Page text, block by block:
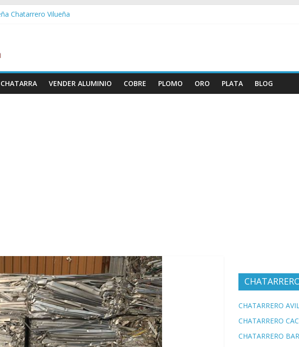
Chatarrero Vilueña
Chatarrero Zaida
Chatarrero Vistabella
VENDER ALUMINIO COBRE PLOMO ORO PLATA BLOG
CHATARRERO
CHATARRERO
CHATARRERO